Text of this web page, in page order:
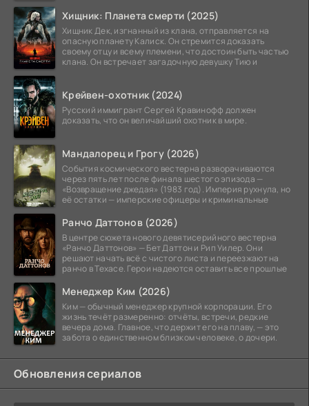
Хищник: Планета смерти (2025)
Хищник Дек, изгнанный из клана, отправляется на
опасную планету Калиск. Он стремится доказать
своему отцу и всему племени, что достоин быть частью
клана. Он встречает загадочную девушку Тию и
Крейвен-охотник (2024)
Русский иммигрант Сергей Кравинофф должен
доказать, что он величайший охотник в мире.
Мандалорец и Грогу (2026)
События космического вестерна разворачиваются
через пять лет после финала шестого эпизода —
«Возвращение джедая» (1983 год). Империя рухнула, но
её остатки — имперские офицеры и криминальные
Ранчо Даттонов (2026)
В центре сюжета нового девятисерийного вестерна
«Ранчо Даттонов» — Бет Даттон и Рип Уилер. Они
решают начать всё с чистого листа и переезжают на
ранчо в Техасе. Герои надеются оставить все прошлые
Менеджер Ким (2026)
Ким — обычный менеджер крупной корпорации. Его
жизнь течёт размеренно: отчёты, встречи, редкие
вечера дома. Главное, что держит его на плаву, — это
забота о единственном близком человеке, о дочери.
Обновления сериалов